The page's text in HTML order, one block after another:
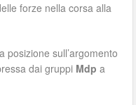
forze nella corsa alla
posizione sull’argomento
dai gruppi Mdp a